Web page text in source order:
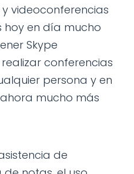
videoconferencias
en día mucho
Skype
conferencias
persona y en
mucho más
de